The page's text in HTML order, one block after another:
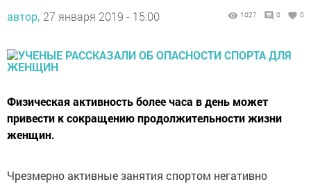
автор, 27 января 2019 - 15:00 1027 0 0
Физическая активность более часа в день может
привести к сокращению продолжительности жизни
женщин.
Чрезмерно активные занятия спортом негативно